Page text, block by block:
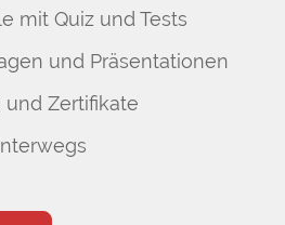
mit Quiz und Tests
und Präsentationen
Zertifikate